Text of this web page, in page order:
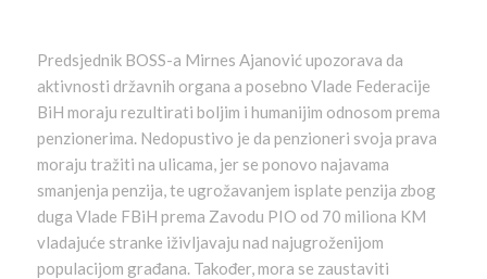
Predsjednik BOSS-a Mirnes Ajanović upozorava da
aktivnosti državnih organa a posebno Vlade Federacije
BiH moraju rezultirati boljim i humanijim odnosom prema
penzionerima. Nedopustivo je da penzioneri svoja prava
moraju tražiti na ulicama, jer se ponovo najavama
smanjenja penzija, te ugrožavanjem isplate penzija zbog
duga Vlade FBiH prema Zavodu PIO od 70 miliona KM
vladajuće stranke iživljavaju nad najugroženijom
populacijom građana. Također, mora se zaustaviti